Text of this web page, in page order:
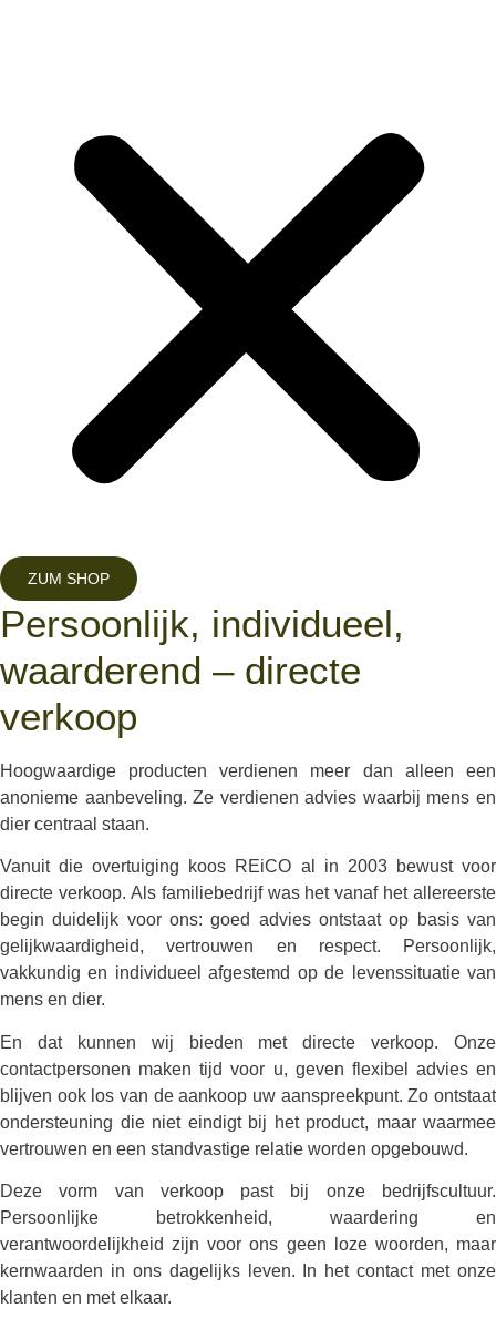
ZUM SHOP
Persoonlijk, individueel,
waarderend – directe
verkoop
Hoogwaardige producten verdienen meer dan alleen een
anonieme aanbeveling. Ze verdienen advies waarbij mens en
dier centraal staan.
Vanuit die overtuiging koos REiCO al in 2003 bewust voor
directe verkoop. Als familiebedrijf was het vanaf het allereerste
begin duidelijk voor ons: goed advies ontstaat op basis van
gelijkwaardigheid, vertrouwen en respect. Persoonlijk,
vakkundig en individueel afgestemd op de levenssituatie van
mens en dier.
En dat kunnen wij bieden met directe verkoop. Onze
contactpersonen maken tijd voor u, geven flexibel advies en
blijven ook los van de aankoop uw aanspreekpunt. Zo ontstaat
ondersteuning die niet eindigt bij het product, maar waarmee
vertrouwen en een standvastige relatie worden opgebouwd.
Deze vorm van verkoop past bij onze bedrijfscultuur.
Persoonlijke betrokkenheid, waardering en
verantwoordelijkheid zijn voor ons geen loze woorden, maar
kernwaarden in ons dagelijks leven. In het contact met onze
klanten en met elkaar.